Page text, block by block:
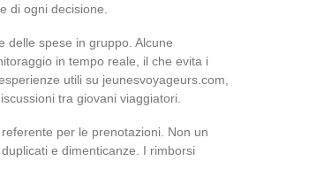
di ogni decisione.
delle spese in gruppo. Alcune
in tempo reale, il che evita i
utili su jeunesvoyageurs.com,
tra giovani viaggiatori.
per le prenotazioni. Non un
e dimenticanze. I rimborsi